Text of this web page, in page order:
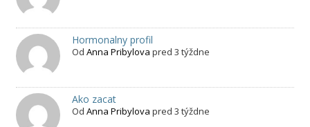
Hormonalny profil
Od Anna Pribylova pred 3 týždne
Ako zacat
Od Anna Pribylova pred 3 týždne